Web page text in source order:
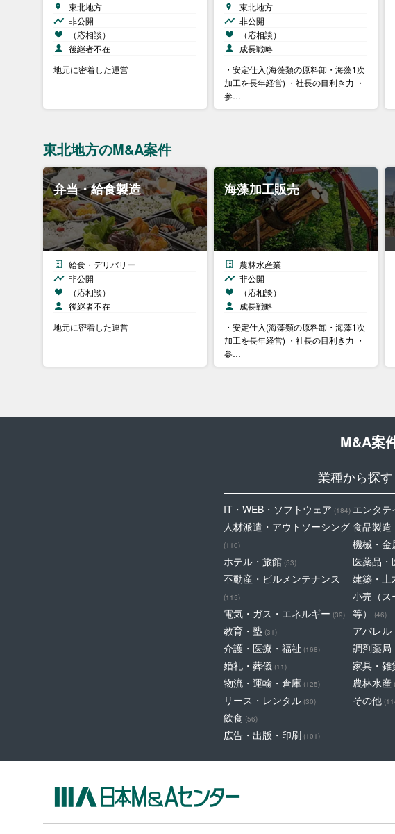
東北地方
非公開
（応相談）
後継者不在
地元に密着した運営
東北地方
非公開
（応相談）
成長戦略
・安定仕入(海藻類の原料卸・海藻1次
加工を長年経営) ・社長の目利き力 ・
参…
東北地方のM&A案件
弁当・給食製造
給食・デリバリー
非公開
（応相談）
後継者不在
地元に密着した運営
海藻加工販売
農林水産業
非公開
（応相談）
成長戦略
・安定仕入(海藻類の原料卸・海藻1次
加工を長年経営) ・社長の目利き力 ・
参…
M&A案
業種から探す
IT・WEB・ソフトウェア (184)
人材派遣・アウトソーシング
(110)
ホテル・旅館 (53)
不動産・ビルメンテナンス
(115)
電気・ガス・エネルギー (39)
教育・塾 (31)
介護・医療・福祉 (168)
婚礼・葬儀 (11)
物流・運輸・倉庫 (125)
リース・レンタル (30)
飲食 (56)
広告・出版・印刷 (101)
エンタテ
食品製造
機械・金
医薬品・
建築・土
小売（ス
等）
(46)
アパレル
調剤薬局
家具・雑
農林水産
その他